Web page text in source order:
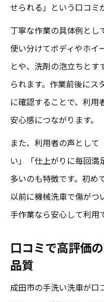
方
手洗い洗車 成
ト
専門店が推す
術
高評価口コミ
丁寧さが光る手洗
成田 洗車 専門
高評価口コミ
性
丁寧な手洗い
口コミで話題
成田市 洗車で
安心を重視するな
せられる」という口コミ
丁寧な作業の具体例とし
使い分けてボディやホイ
とや、洗剤の泡立ちと
られます。作業前後にス
に確認することで、利用
安心感につながります。
また、利用者の声として
い」「仕上がりに毎回満
多いのも特徴です。初め
以前に機械洗車で傷がつ
手作業なら安心して利用
口コミで高評価
品質
成田市の手洗い洗車が口